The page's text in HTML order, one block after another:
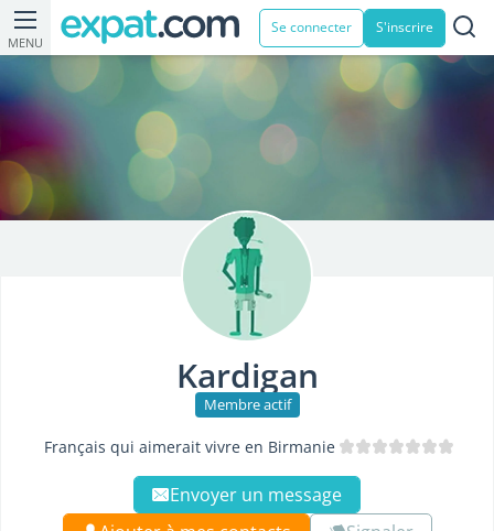
MENU
Se connecter S'inscrire
Kardigan
Membre actif
Français qui aimerait vivre en Birmanie
Envoyer un message